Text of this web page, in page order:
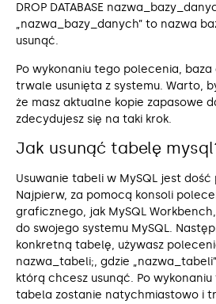
DROP DATABASE
„nazwa_bazy_danych” to nazwa
usunąć.
Po wykonaniu tego polecenia,
trwale usunięta z systemu. Warto,
że masz aktualne kopie zapasowe
zdecydujesz się na taki krok.
Jak usunąć tabelę
Usuwanie tabeli w MySQL jest
Najpierw, za pomocą konsoli
graficznego, jak MySQL
do swojego systemu MySQL.
konkretną tabelę, używasz polecenia
nazwa_tabeli;, gdzie
którą chcesz usunąć. Po
tabela zostanie natychmiastowo i